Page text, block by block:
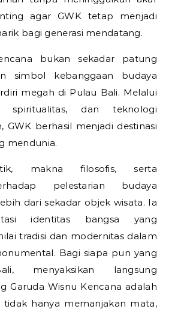
agar GWK tetap menjadi
bagi generasi mendatang.
bukan sekadar patung
simbol kebanggaan budaya
megah di Pulau Bali. Melalui
spiritualitas, dan teknologi
GWK berhasil menjadi destinasi
mendunia.
makna filosofis, serta
pelestarian budaya
dari sekadar objek wisata. Ia
identitas bangsa yang
tradisi dan modernitas dalam
Bagi siapa pun yang
menyaksikan langsung
Garuda Wisnu Kencana adalah
hanya memanjakan mata,